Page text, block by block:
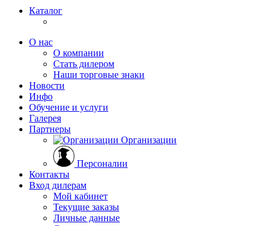
Каталог
О нас
О компании
Стать дилером
Наши торговые знаки
Новости
Инфо
Обучение и услуги
Галерея
Партнеры
Организации
Персоналии
Контакты
Вход дилерам
Мой кабинет
Текущие заказы
Личные данные